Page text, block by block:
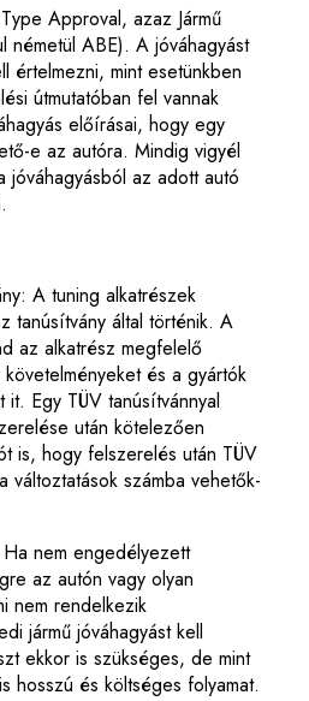
Approval, azaz Jármű
németül ABE). A jóváhagyást
értelmezni, mint esetünkben
útmutatóban fel vannak
előírásai, hogy egy
e az autóra. Mindig vigyél
jóváhagyásból az adott autó
A tuning alkatrészek
tanúsítvány által történik. A
az alkatrész megfelelő
és a gyártók
Egy TÜV tanúsítvánnyal
után kötelezően
is, hogy felszerelés után TÜV
változtatások számba vehetők-
nem engedélyezett
az autón vagy olyan
nem rendelkezik
jármű jóváhagyást kell
ekkor is szükséges, de mint
hosszú és költséges folyamat.